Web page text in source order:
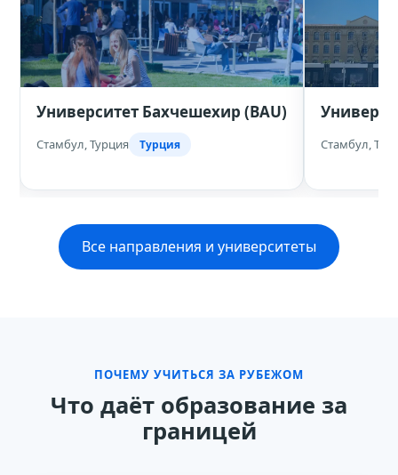
Университет Бахчешехир (BAU)
Стамбул, Турция Турция Стамбул,
Все направления и университеты
ПОЧЕМУ УЧИТЬСЯ ЗА РУБЕЖОМ
Что даёт образование за
границей